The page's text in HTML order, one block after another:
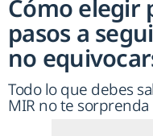
Cómo elegir
pasos a
no
Todo lo que debes
MIR no te sorprenda